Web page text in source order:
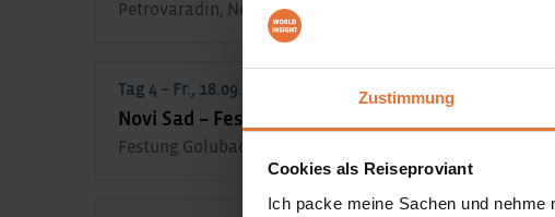
Zustimmung
Cookies als Reiseproviant
Ich packe meine Sachen und nehme
Petrovaradin, Novi Sad
Tag 4 – Fr., 18.09.2026
Novi Sad – Festung Golubac – Đerdap N.P. –
Festung Golubac, traditionelles Mittagessen